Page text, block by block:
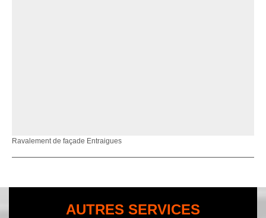
Ravalement de façade Entraigues
AUTRES SERVICES